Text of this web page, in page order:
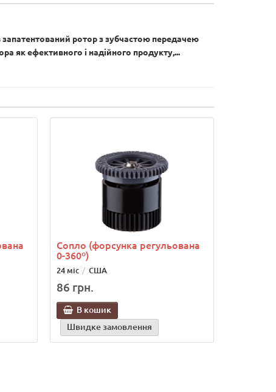
ротор з зубчастою передачею
як ефективного і надійного продукту,...
Сопло (форсунка регульована
0-360º)
24 міс США
86 грн.
В кошик
Швидке замовлення